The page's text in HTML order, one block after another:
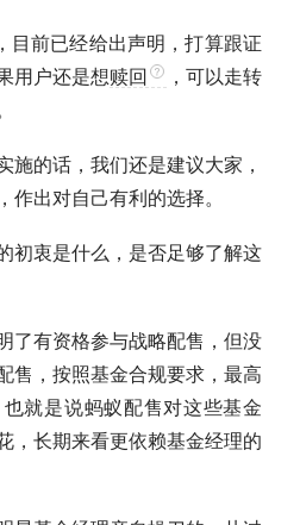
目前已经给出声明，打算跟证
用户还是想赎回
，可以走转
施的话，我们还是建议大家，
作出对自己有利的选择。
初衷是什么，是否足够了解这
了有资格参与战略配售，但没
售，按照基金合规要求，最高
就是说蚂蚁配售对这些基金
，长期来看更依赖基金经理的